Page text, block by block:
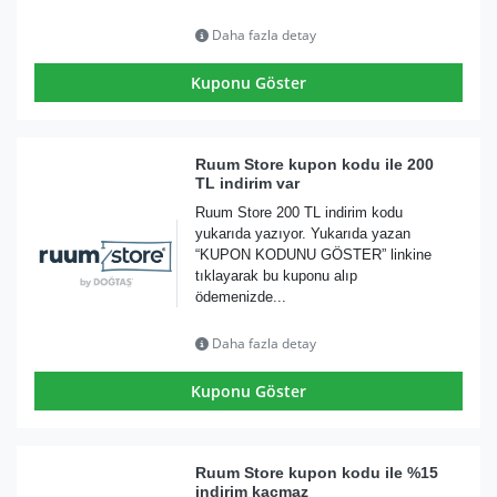
Daha fazla detay
Kuponu Göster
Ruum Store kupon kodu ile 200
TL indirim var
Ruum Store 200 TL indirim kodu
yukarıda yazıyor. Yukarıda yazan
“KUPON KODUNU GÖSTER” linkine
tıklayarak bu kuponu alıp
ödemenizde...
Daha fazla detay
Kuponu Göster
Ruum Store kupon kodu ile %15
indirim kaçmaz